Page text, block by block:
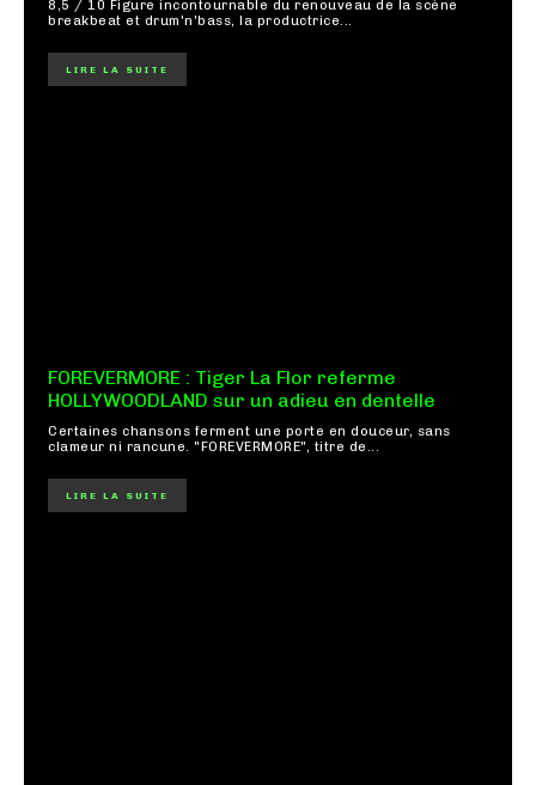
8,5 / 10 Figure incontournable du renouveau de la scène
breakbeat et drum'n'bass, la productrice...
LIRE LA SUITE
FOREVERMORE : Tiger La Flor referme
HOLLYWOODLAND sur un adieu en dentelle
Certaines chansons ferment une porte en douceur, sans
clameur ni rancune. "FOREVERMORE", titre de...
LIRE LA SUITE